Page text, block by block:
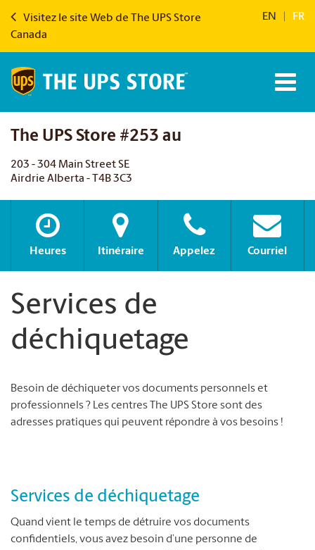
Visitez le site Web de The UPS Store
Canada
EN FR
The UPS Store #253 au
203 - 304 Main Street SE
Airdrie Alberta - T4B 3C3
Heures Itinéraire Appelez Courriel
Services de
déchiquetage
Besoin de déchiqueter vos documents personnels et
professionnels ? Les centres The UPS Store sont des
adresses pratiques qui peuvent répondre à vos besoins !
Services de déchiquetage
Quand vient le temps de détruire vos documents
confidentiels, vous avez besoin d’une personne de